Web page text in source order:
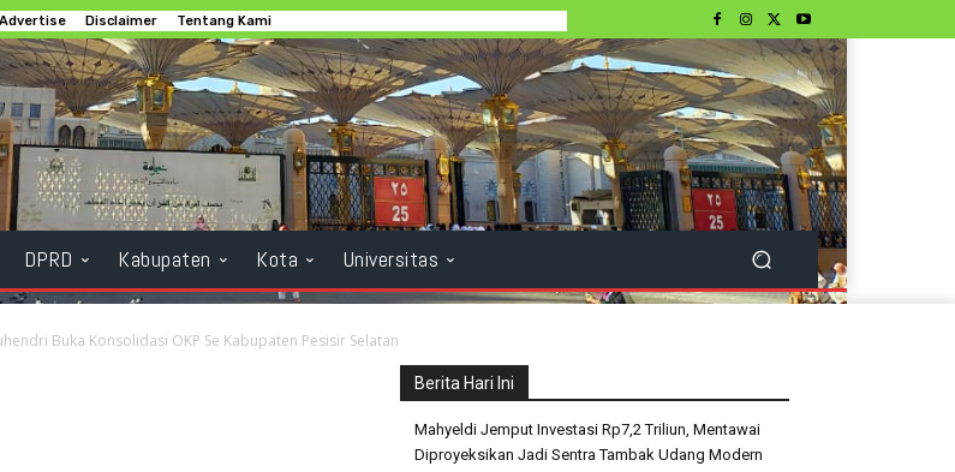
Advertise Disclaimer Tentang Kami
DPRD Kabupaten Kota Universitas
Buka Konsolidasi OKP Se Kabupaten Pesisir Selatan
Berita Hari Ini
Mahyeldi Jemput Investasi Rp7,2 Triliun, Mentawai
Diproyeksikan Jadi Sentra Tambak Udang Modern